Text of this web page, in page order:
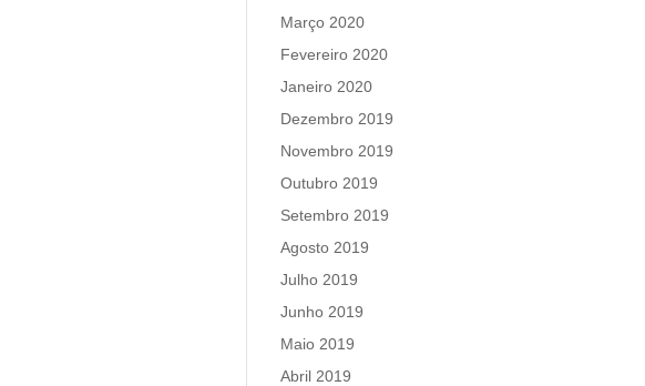
Março 2020
Fevereiro 2020
Janeiro 2020
Dezembro 2019
Novembro 2019
Outubro 2019
Setembro 2019
Agosto 2019
Julho 2019
Junho 2019
Maio 2019
Abril 2019